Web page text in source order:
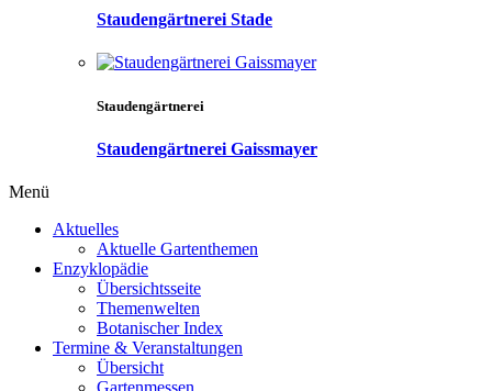
Staudengärtnerei Stade
Staudengärtnerei
Staudengärtnerei Gaissmayer
Menü
Aktuelles
Aktuelle Gartenthemen
Enzyklopädie
Übersichtsseite
Themenwelten
Botanischer Index
Termine & Veranstaltungen
Übersicht
Gartenmessen